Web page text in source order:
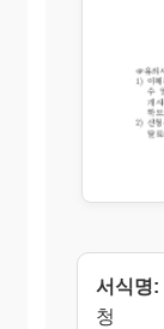
서식명:
청